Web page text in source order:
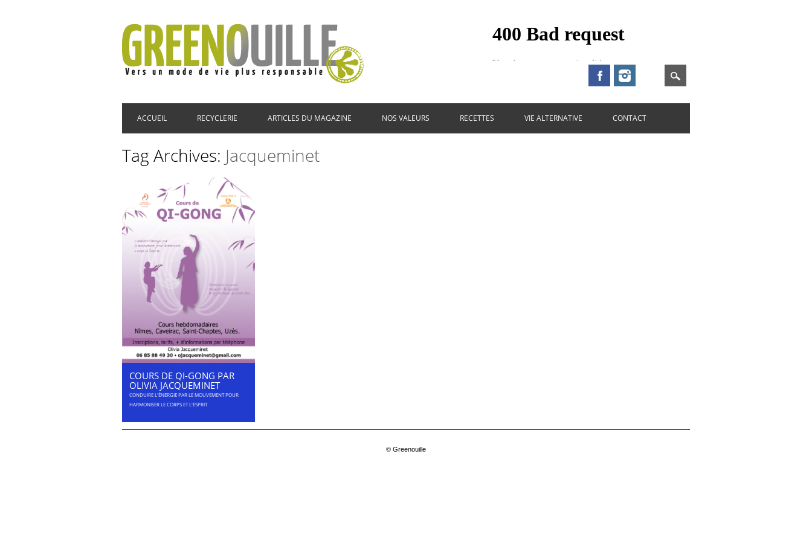
Main menu
ACCUEIL RECYCLERIE ARTICLES DU MAGAZINE NOS VALEURS RECETTES VIE ALTERNATIVE CONTACT
Tag Archives: Jacqueminet
COURS DE QI-GONG PAR
OLIVIA JACQUEMINET
CONDUIRE L'ÉNERGIE PAR LE MOUVEMENT POUR
HARMONISER LE CORPS ET L'ESPRIT
© Greenouille